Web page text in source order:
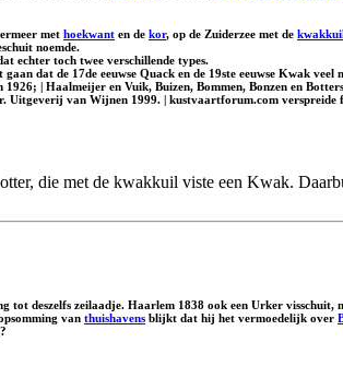
met hoekwant en de kor, op de Zuiderzee met de
noemde.
echter toch twee verschillende types.
dat de 17de eeuwse Quack en de 19ste eeuwse Kwak veel
| Haalmeijer en Vuik, Buizen, Bommen, Bonzen en
Uitgeverij van Wijnen 1999. | kustvaartforum.com verspreide
die met de kwakkuil viste een Kwak.
tot deszelfs zeilaadje. Haarlem 1838 ook een Urker
van thuishavens blijkt dat hij het vermoedelijk over